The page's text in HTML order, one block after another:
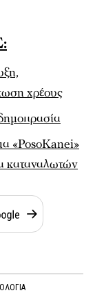
χρέους
«PosoKanei»
καταναλωτών